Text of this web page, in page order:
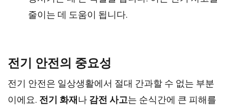
줄이는 데 도움이 됩니다.
전기 안전의 중요성
전기 안전은 일상생활에서 절대 간과할 수 없는 부분
이에요. 전기 화재 나 감전 사고는 순식간에 큰 피해를